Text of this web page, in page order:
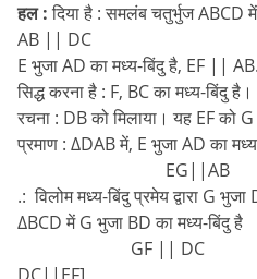
हल :दिया है : समलंब चतुर्भुज ABCD
AB || DC
E भुजा AD का मध्य-बिंदु है, EF || AB.
सिद्ध करना है : F, BC का मध्य-बिंदु है।
रचना : DB को मिलाया। यह EF को
प्रमाण : ∆DAB में, E भुजा AD
EG||AB
.: विलोम मध्य-बिंदु प्रमेय द्वारा G
∆BCD में G भुजा BD का
GF || DC [चुंकि